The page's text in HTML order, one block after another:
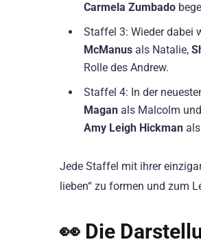
Carmela Zumbado
Staffel 3: Wieder dabei
McManus als Natalie,
Rolle des Andrew.
Staffel 4: In der
Magan als Malcolm und
Amy Leigh Hickman
Jede Staffel mit ihrer
lieben“ zu formen und zum
👀 Die